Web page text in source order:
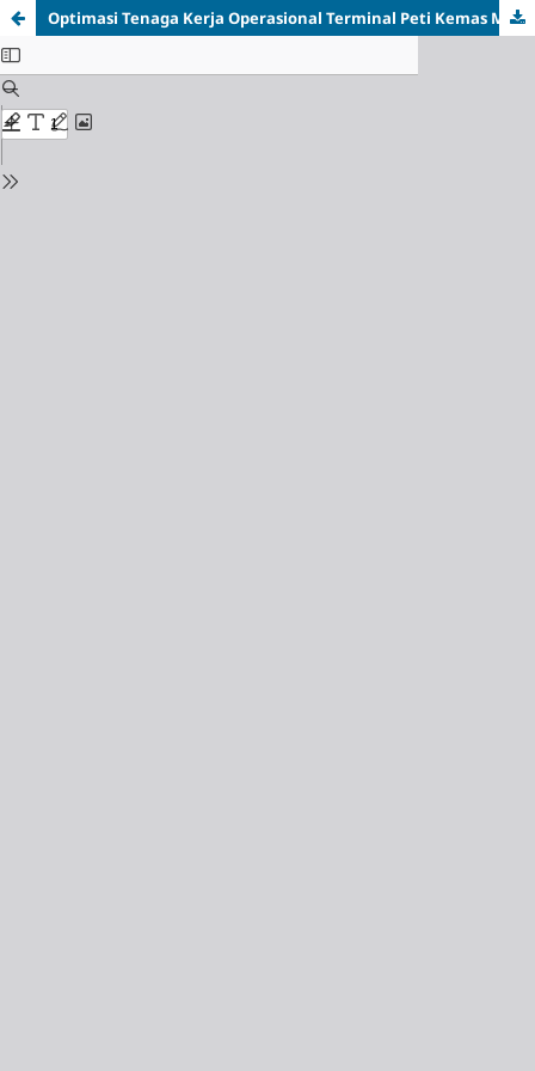
Optimasi Tenaga Kerja Operasional Terminal Peti Kemas Menggunakan Integrasi Time and Motion Study dan Ranked Positional Weight